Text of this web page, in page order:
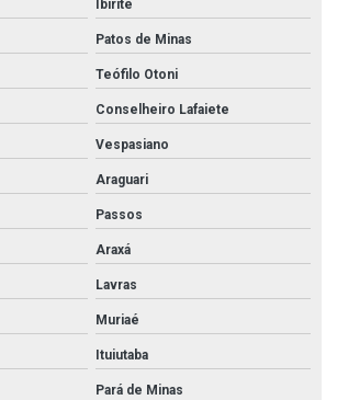
mangueira de incêndio
para corrimão de inox
carbono
de aço
Ibirité
Patos de Minas
Teófilo Otoni
Conselheiro Lafaiete
Vespasiano
Araguari
Passos
Araxá
Lavras
Muriaé
Ituiutaba
Pará de Minas